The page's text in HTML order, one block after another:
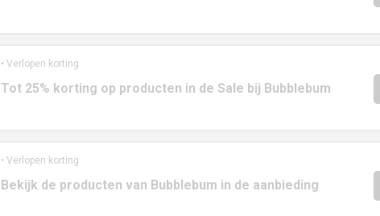
• Verlopen korting
Tot 25% korting op producten in de Sale bij Bubblebum
• Verlopen korting
Bekijk de producten van Bubblebum in de aanbieding